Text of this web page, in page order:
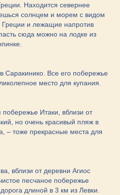
Находится севернее
солнцем и морем с видом
и лежащие напротив
сюда можно на лодке из
Саракинико. Все его побережье
место для купания.
Итаки, вблизи от
но очень красивый пляж в
– тоже прекрасные места для
вблизи от деревни Агиос
песчаное побережье
длиной в 3 км из Левки.